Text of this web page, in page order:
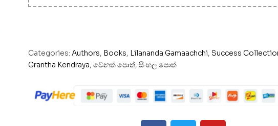
Categories: Authors, Books, Lilananda Gamaachchi, Success
Grantha Kendraya,වෙනත් පොත්,සිංහල පොත්